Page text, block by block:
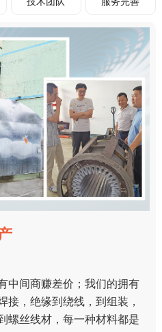
中间商赚差价；我们的拥有
接，绝缘到绕线，到组装，
螺丝线材，每一种材料都是